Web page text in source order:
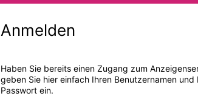
Anmelden
Haben Sie bereits einen Zugang zum
geben Sie hier einfach Ihren Benutzernamen und
Passwort ein.